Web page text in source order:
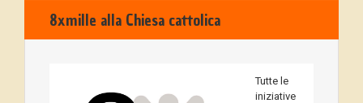
8xmille alla Chiesa cattolica
Tutte le
iniziative